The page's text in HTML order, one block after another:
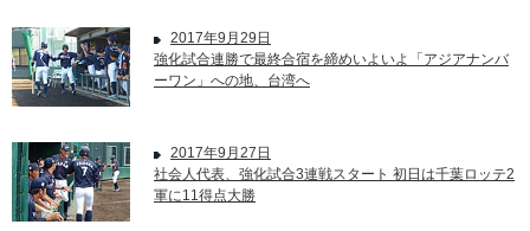
2017年9月29日
強化試合連勝で最終合宿を締めいよいよ「アジアナンバ
ーワン」への地、台湾へ
2017年9月27日
社会人代表、強化試合3連戦スタート 初日は千葉ロッテ2
軍に11得点大勝